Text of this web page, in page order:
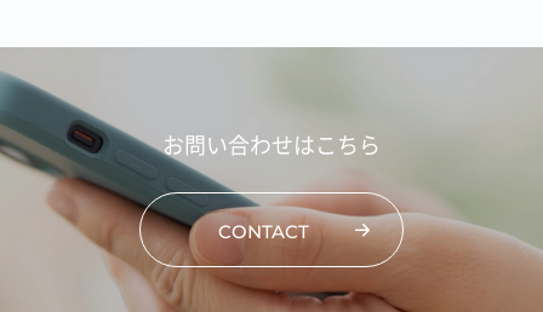
お問い合わせはこちら
CONTACT